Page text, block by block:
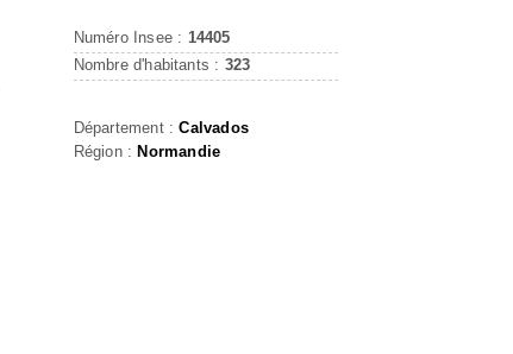
Numéro Insee : 14405
Nombre d'habitants : 323
Département :Calvados
Région : Normandie